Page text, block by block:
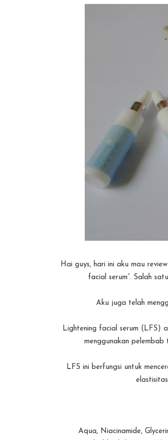
Hai guys, hari ini aku mau
facial serum”. Salah
Aku juga telah
Lightening facial serum (LFS)
menggunakan pelembab
LFS ini berfungsi untuk
Aqua, Niacinamide,